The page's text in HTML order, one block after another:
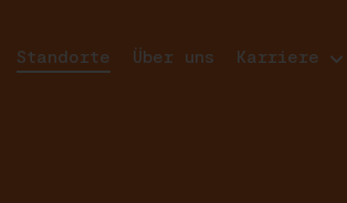
Standorte Über uns Karriere